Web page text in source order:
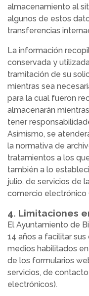
almacenamiento al
algunos de estos
transferencias
La información
conservada y
tramitación de su
mientras sea
para la cual fueron
almacenarán
tener
Asimismo, se
la normativa de
tratamientos a los
también a lo
julio, de servicios de
comercio electrónico
4. Limitaciones
El Ayuntamiento de
14 años a facilitar
medios habilitados
de los formularios
servicios, de
electrónicos).